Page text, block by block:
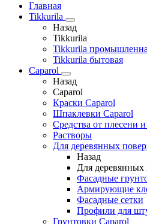
Главная
Tikkurila
Назад
Tikkurila
Tikkurila
Tikkurila бытовая
Caparol
Назад
Caparol
Краски Caparol
Шпаклевки Caparol
Средства от плесени
Растворы
Для деревянных
Назад
Для деревянных
Фасадные
Армирующие
Фасадные сетки
Профили для
Грунтовки Caparol